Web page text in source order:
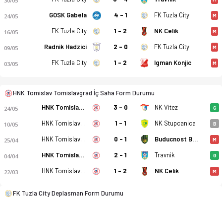
HNK Tomislav Tomislavgrad - FK Tuzla City 4-0 bitti. Gol
24/05 GOSK Gabela 4 - 1 FK Tuzla City M
16/05 FK Tuzla City 1 - 2 NK Celik M
09/05 Radnik Hadzici 2 - 0 FK Tuzla City M
03/05 FK Tuzla City 1 - 2 Igman Konjic M
HNK Tomislav Tomislavgrad İç Saha Form Durumu
24/05 HNK Tomislav Tomislavgrad 3 - 0 NK Vitez G
10/05 HNK Tomislav Tomislavgrad 1 - 1 NK Stupcanica B
25/04 HNK Tomislav Tomislavgrad 0 - 1 Buducnost Banovici M
04/04 HNK Tomislav Tomislavgrad 2 - 1 Travnik G
22/03 HNK Tomislav Tomislavgrad 1 - 2 NK Celik M
FK Tuzla City Deplasman Form Durumu